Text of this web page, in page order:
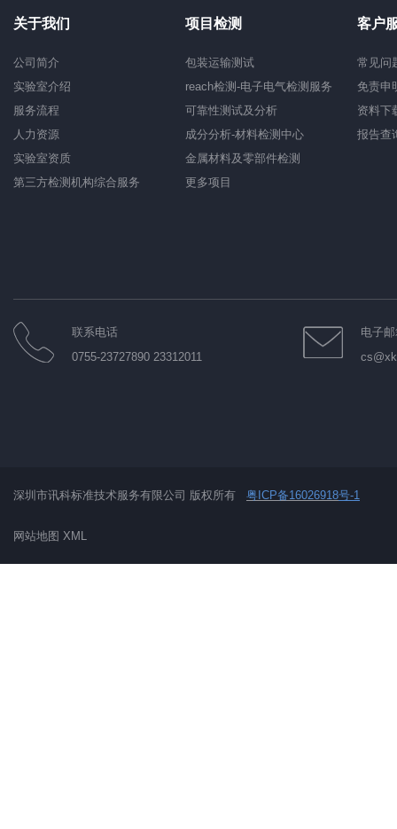
关于我们
公司简介
实验室介绍
服务流程
人力资源
实验室资质
第三方检测机构综合服务
项目检测
包装运输测试
reach检测-电子电气检测服务
可靠性测试及分析
成分分析-材料检测中心
金属材料及零部件检测
更多项目
客户
常见问
免责申
资料下
报告查
联系电话
0755-23727890 23312011
电子
深圳市讯科标准技术服务有限公司 版权所有 粤ICP备16026918号-1
网站地图 XML